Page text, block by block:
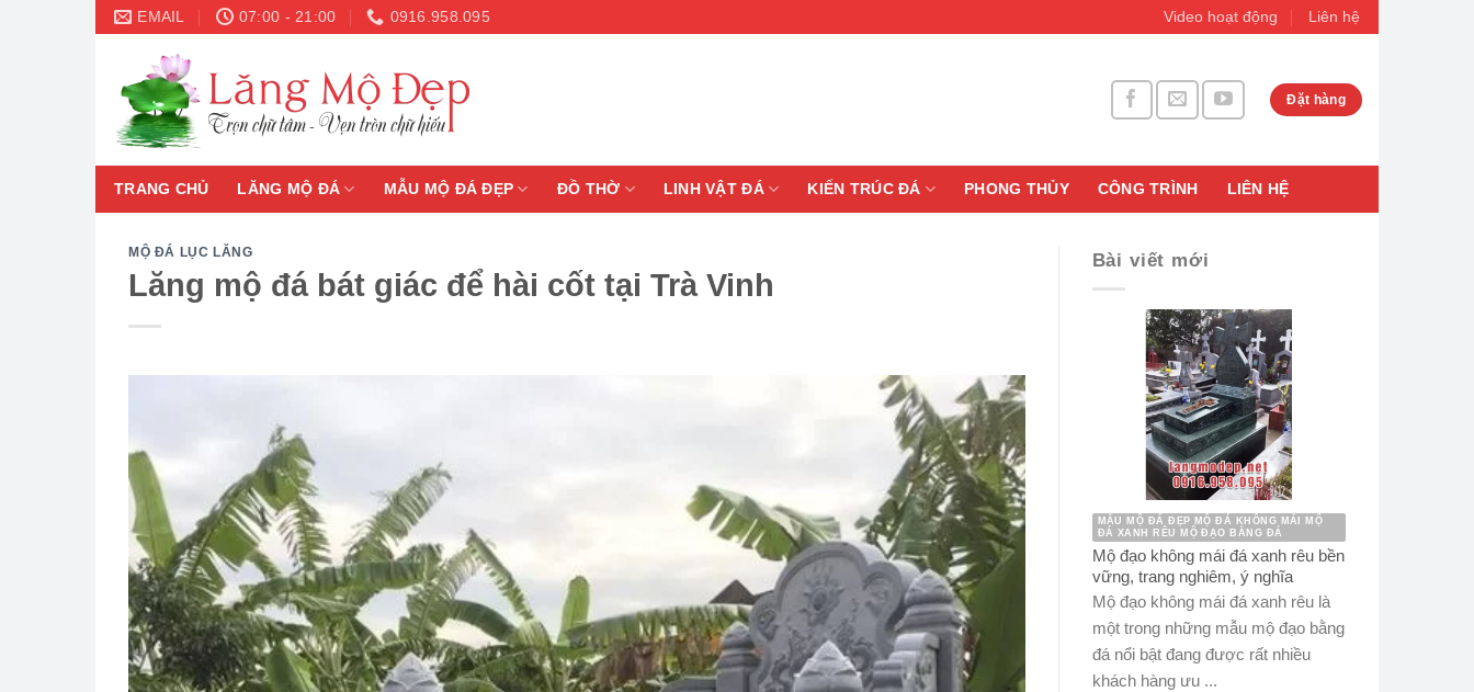
Skip
content
EMAIL 07:00 - 21:00 0916.958.095 Video hoạt động Liên hệ
Đặt hàng
TRANG CHỦ LĂNG MỘ ĐÁ MẪU MỘ ĐÁ ĐẸP ĐỒ THỜ LINH VẬT ĐÁ KIẾN TRÚC ĐÁ PHONG THỦY CÔNG TRÌNH LIÊN HỆ
MỘ ĐÁ LỤC LĂNG
Lăng mộ đá bát giác để hài cốt tại Trà Vinh
Bài viết mới
MẪU MỘ ĐÁ ĐẸP MỘ ĐÁ KHÔNG MÁI MỘ
ĐÁ XANH RÊU MỘ ĐẠO BẰNG ĐÁ
Mộ đạo không mái đá xanh rêu bền
vững, trang nghiêm, ý nghĩa
Mộ đạo không mái đá xanh rêu là
một trong những mẫu mộ đạo bằng
đá nổi bật đang được rất nhiều
khách hàng ưu ...